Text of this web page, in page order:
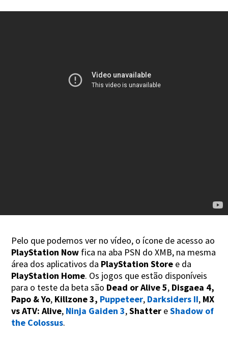
Pelo que podemos ver no vídeo, o ícone de acesso ao
PlayStation Now fica na aba PSN do XMB, na mesma
área dos aplicativos da PlayStation Store e da
PlayStation Home. Os jogos que estão disponíveis
para o teste da beta são Dead or Alive 5, Disgaea 4,
Papo & Yo, Killzone 3, Puppeteer, Darksiders II, MX
vs ATV: Alive, Ninja Gaiden 3,Shatter eShadow of
the Colossus.